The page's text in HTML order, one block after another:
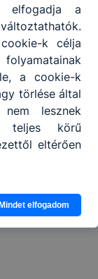
elfogadja a
k célja
a cookie-k
törlése által
lesznek
teljes körű
eltérően
elfogadom